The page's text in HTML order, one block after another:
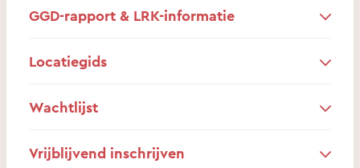
GGD-rapport & LRK-informatie
Locatiegids
Wachtlijst
Vrijblijvend inschrijven